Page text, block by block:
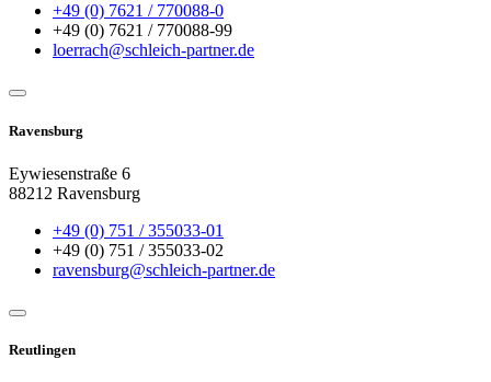
+49 (0) 7621 / 770088-0
+49 (0) 7621 / 770088-99
loerrach@schleich-partner.de
Ravensburg
Eywiesenstraße 6
88212 Ravensburg
+49 (0) 751 / 355033-01
+49 (0) 751 / 355033-02
ravensburg@schleich-partner.de
Reutlingen